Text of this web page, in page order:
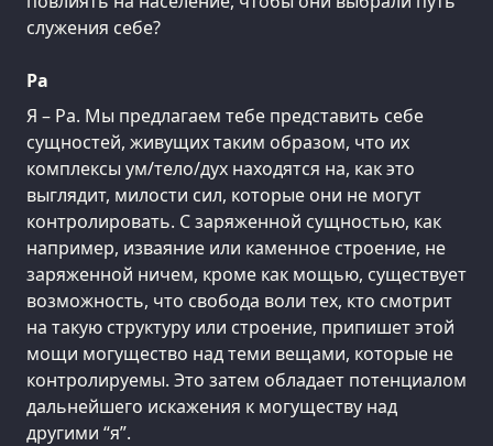
служения себе?
Ра
Я – Ра. Мы предлагаем тебе представить себе
сущностей, живущих таким образом, что их
комплексы ум/тело/дух находятся на, как это
выглядит, милости сил, которые они не могут
контролировать. С заряженной сущностью, как
например, изваяние или каменное строение, не
заряженной ничем, кроме как мощью, существует
возможность, что свобода воли тех, кто смотрит
на такую структуру или строение, припишет этой
мощи могущество над теми вещами, которые не
контролируемы. Это затем обладает потенциалом
дальнейшего искажения к могуществу над
другими “я”.